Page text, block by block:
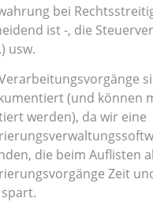
bei
ist -, die
usw.
(und können
werden), da wir eine
die beim Auflisten
Zeit